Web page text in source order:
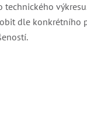
dle konkrétního